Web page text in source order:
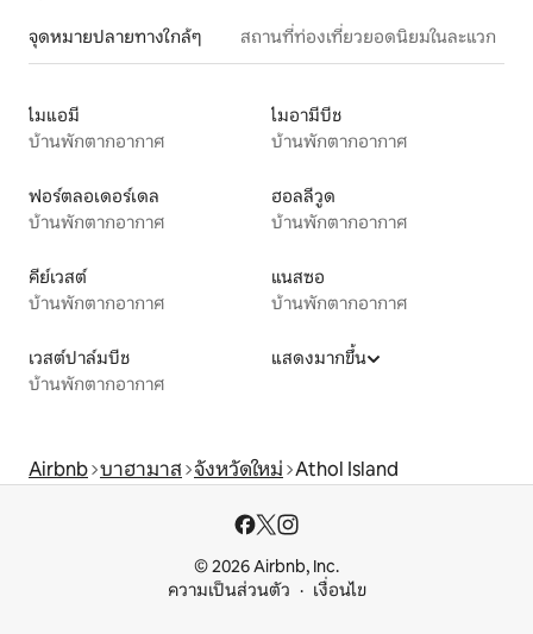
จุดหมายปลายทางใกล้ๆ สถานที่ท่องเที่ยวยอดนิยมในละแวก
ไมแอมี
บ้านพักตากอากาศ
ไมอามีบีช
บ้านพักตากอากาศ
ฟอร์ตลอเดอร์เดล
บ้านพักตากอากาศ
ฮอลลีวูด
บ้านพักตากอากาศ
คีย์เวสต์
บ้านพักตากอากาศ
แนสซอ
บ้านพักตากอากาศ
เวสต์ปาล์มบีช
บ้านพักตากอากาศ
แสดงมากขึ้น
Airbnb บาฮามาส จังหวัดใหม่ Athol Island
© 2026 Airbnb, Inc.
ความเป็นส่วนตัว
เงื่อนไข